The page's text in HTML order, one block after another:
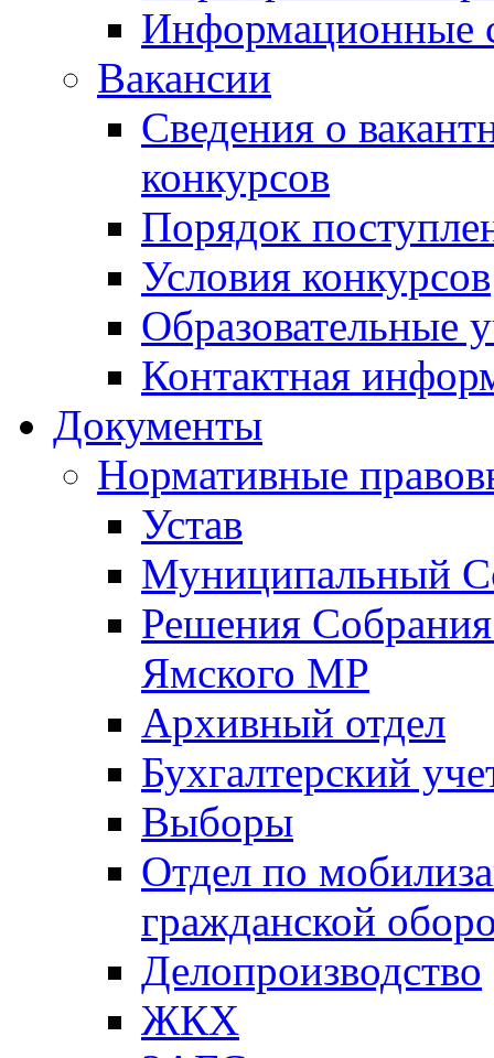
Информационные
Вакансии
Сведения о
конкурсов
Порядок
Условия конкурсов
Образовательные
Контактная
Документы
Нормативные
Устав
Муниципальный
Решения
Ямского МР
Архивный отдел
Бухгалтерский
Выборы
Отдел по
гражданской
Делопроизводство
ЖКХ